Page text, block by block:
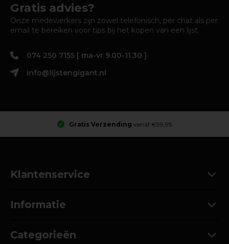
Gratis advies?
Onze medewerkers zijn zowel telefonisch, per chat als per
email te bereiken voor tips bij het kopen van een lijst.
074 250 7155 [ ma-vr 9.00-11.30 ]
info@lijstengigant.nl
Gratis Verzending vanaf €99,95
Klantenservice
Informatie
Categorieën